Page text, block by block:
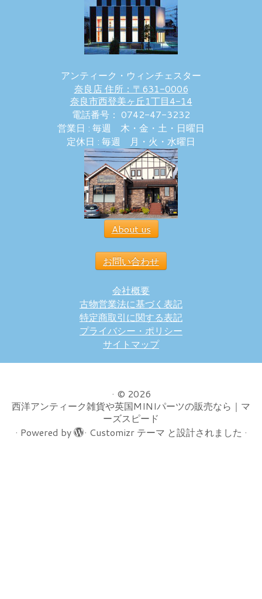
アンティーク・ウィンチェスター
奈良店 住所：〒631-0006
奈良市西登美ヶ丘1丁目4-14
電話番号： 0742-47-3232
営業日 : 毎週 木・金・土・日曜日
定休日 : 毎週 月・火・水曜日
About us
お問い合わせ
会社概要
古物営業法に基づく表記
特定商取引に関する表記
プライバシー・ポリシー
サイトマップ
· © 2026
西洋アンティーク雑貨や英国MINIパーツの販売なら｜マ
ーズスピード
· Powered by · Customizr テーマ と設計されました ·